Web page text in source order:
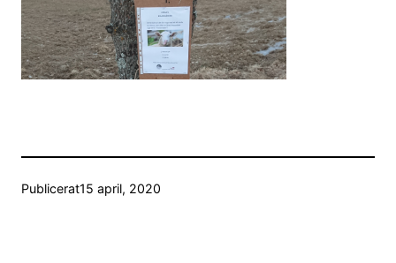
Publicerat15 april, 2020